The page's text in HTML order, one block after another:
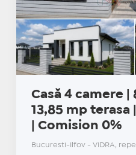
Casă 4 camere |
13,85 mp terasa
| Comision 0%
Bucuresti-Ilfov - VIDRA,